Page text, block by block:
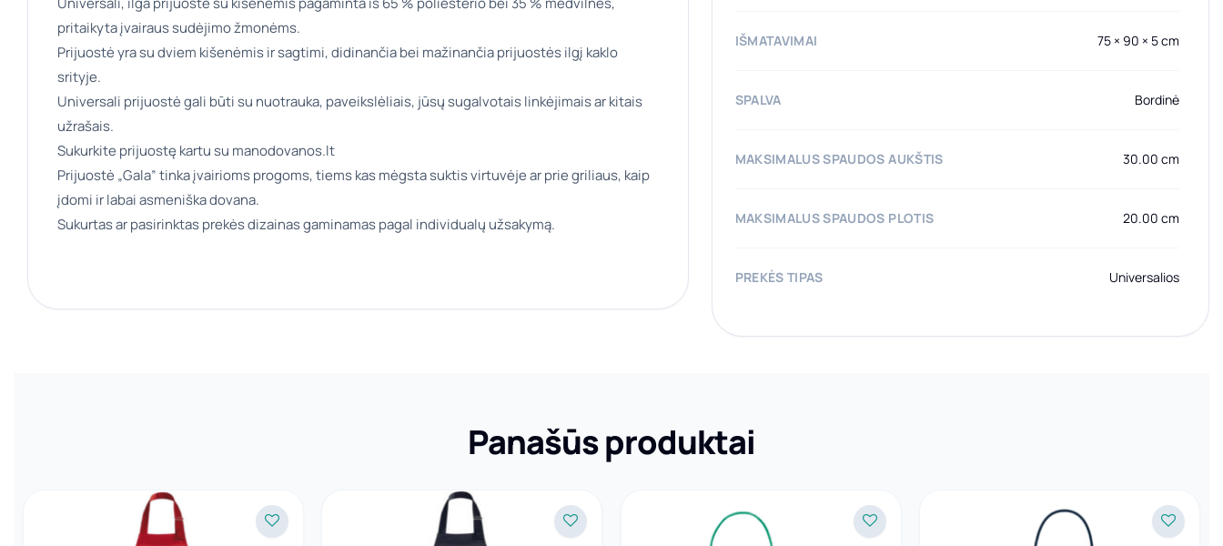
pritaikyta įvairaus sudėjimo žmonėms.
Prijuostė yra su dviem kišenėmis ir sagtimi, didinančia bei mažinančia prijuostės ilgį kaklo
srityje.
Universali prijuostė gali būti su nuotrauka, paveikslėliais, jūsų sugalvotais linkėjimais ar kitais
užrašais.
Sukurkite prijuostę kartu su manodovanos.lt
Prijuostė „Gala” tinka įvairioms progoms, tiems kas mėgsta suktis virtuvėje ar prie griliaus, kaip
įdomi ir labai asmeniška dovana.
Sukurtas ar pasirinktas prekės dizainas gaminamas pagal individualų užsakymą.
IŠMATAVIMAI 75 × 90 × 5 cm
SPALVA Bordinė
MAKSIMALUS SPAUDOS AUKŠTIS 30.00 cm
MAKSIMALUS SPAUDOS PLOTIS 20.00 cm
PREKĖS TIPAS Universalios
Panašūs produktai